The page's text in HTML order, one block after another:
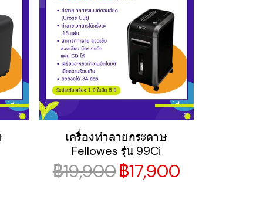
เครื่องทำลายกระดาษ
Fellowes รุ่น 99Ci
฿19,900฿17,900